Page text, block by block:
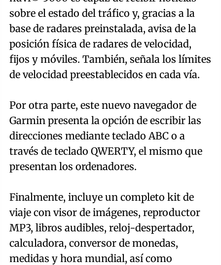
sobre el estado del tráfico y, gracias a la
base de radares preinstalada, avisa de la
posición física de radares de velocidad,
fijos y móviles. También, señala los límites
de velocidad preestablecidos en cada vía.
Por otra parte, este nuevo navegador de
Garmin presenta la opción de escribir las
direcciones mediante teclado ABC o a
través de teclado QWERTY, el mismo que
presentan los ordenadores.
Finalmente, incluye un completo kit de
viaje con visor de imágenes, reproductor
MP3, libros audibles, reloj-despertador,
calculadora, conversor de monedas,
medidas y hora mundial, así como